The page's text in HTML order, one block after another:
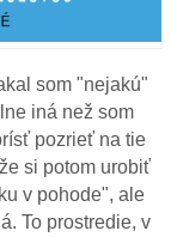
som "nejakú"
iná než som
pozrieť na tie
si potom urobiť
v pohode", ale
To prostredie, v